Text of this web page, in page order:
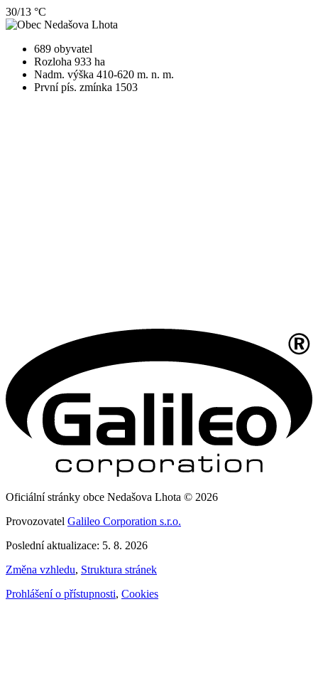
30/13 °C
689 obyvatel
Rozloha 933 ha
Nadm. výška 410-620 m. n. m.
První pís. zmínka 1503
Oficiální stránky obce Nedašova Lhota © 2026
Provozovatel Galileo Corporation s.r.o.
Poslední aktualizace: 5. 8. 2026
Změna vzhledu, Struktura stránek
Prohlášení o přístupnosti, Cookies